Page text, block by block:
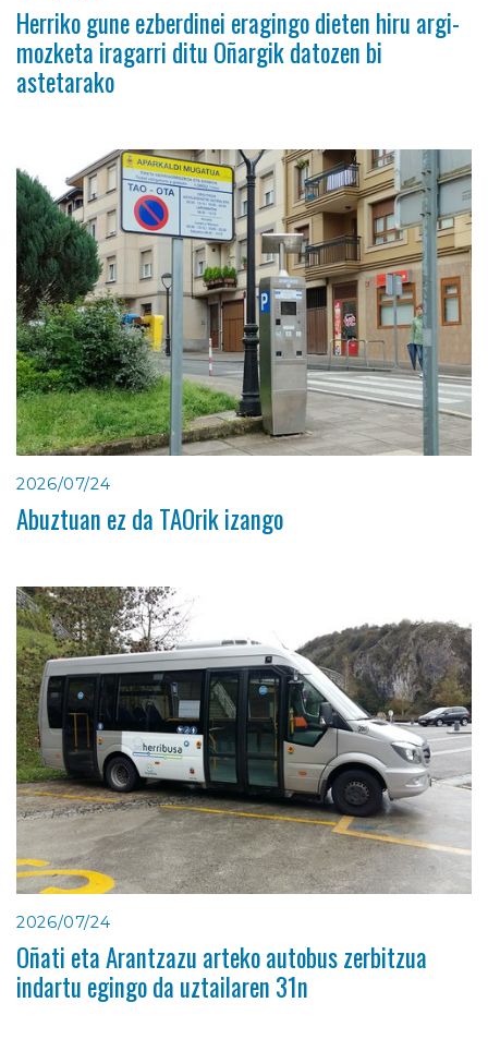
Herriko gune ezberdinei eragingo dieten hiru argi-
mozketa iragarri ditu Oñargik datozen bi
astetarako
2026/07/24
Abuztuan ez da TAOrik izango
2026/07/24
Oñati eta Arantzazu arteko autobus zerbitzua
indartu egingo da uztailaren 31n